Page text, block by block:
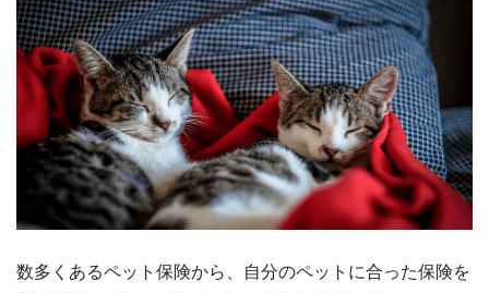
数多くあるペット保険から、自分のペットに合った保険を